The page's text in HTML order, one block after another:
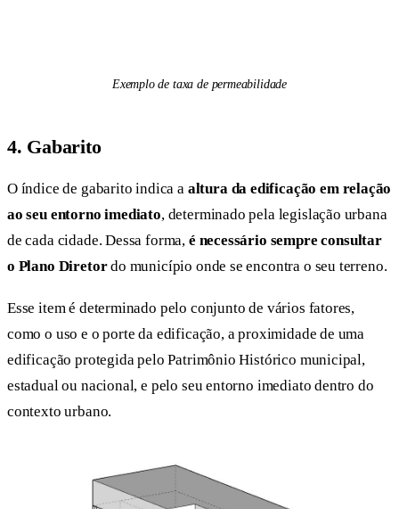
Exemplo de taxa de permeabilidade
4. Gabarito
O índice de gabarito indica a altura da edificação em relação
ao seu entorno imediato, determinado pela legislação urbana
de cada cidade. Dessa forma, é necessário sempre consultar
o Plano Diretordo município onde se encontra o seu terreno.
Esse item é determinado pelo conjunto de vários fatores,
como o uso e o porte da edificação, a proximidade de uma
edificação protegida pelo Patrimônio Histórico municipal,
estadual ou nacional, e pelo seu entorno imediato dentro do
contexto urbano.